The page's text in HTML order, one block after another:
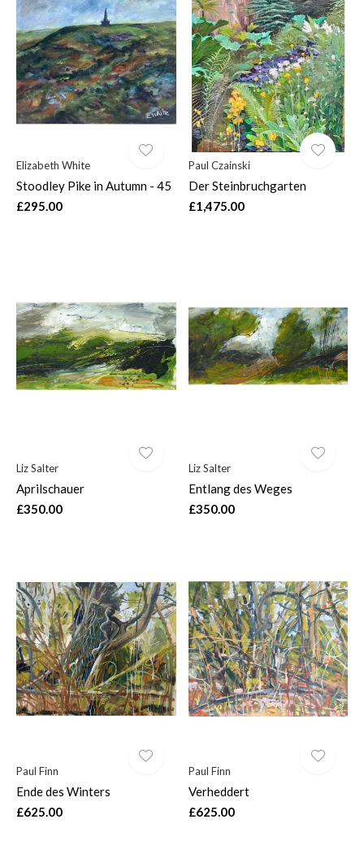
Elizabeth White
Stoodley Pike in Autumn - 45
£295.00
Paul Czainski
Der Steinbruchgarten
£1,475.00
Liz Salter
Aprilschauer
£350.00
Liz Salter
Entlang des Weges
£350.00
Paul Finn
Ende des Winters
£625.00
Paul Finn
Verheddert
£625.00